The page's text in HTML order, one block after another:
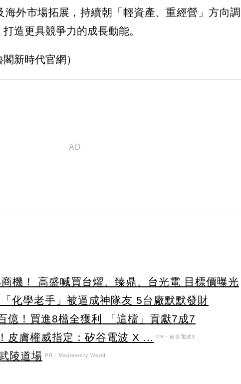
海外市場拓展，持續朝「輕資產、重經營」方向調
造更具競爭力的成長動能。
新時代官網）
機！ 高盛喊買台燿、臻鼎、台光電 目標價曝光
化學老手」被逼成神隊友 5台廠默默發財
億！買進8檔全獲利 「這檔」貢獻7成7
皮膚權威指定：矽谷電波 X ...
PR・矽谷電波X
陵道場 PR・Maplestory World